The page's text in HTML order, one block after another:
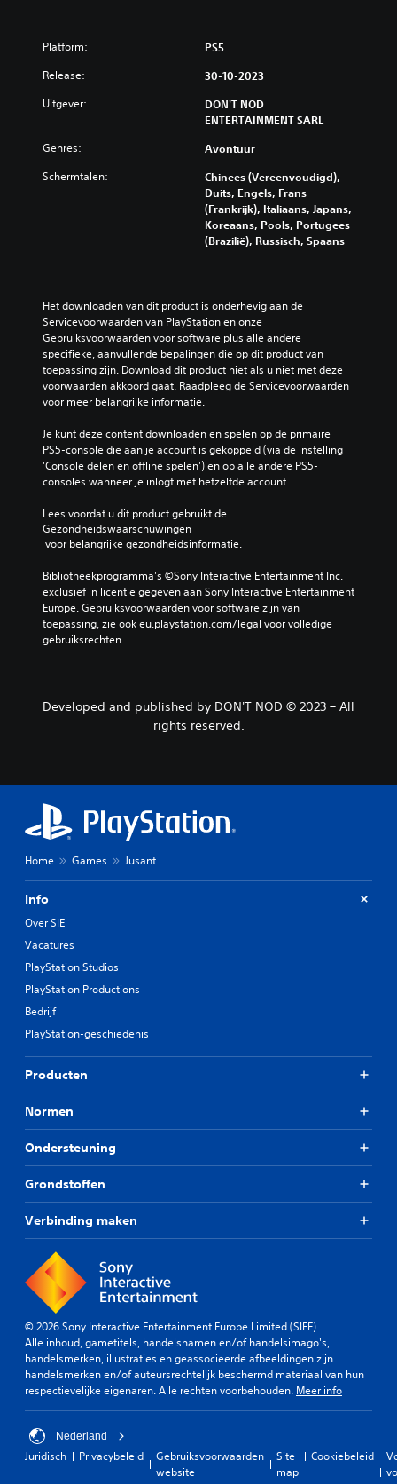
Platform: PS5
Release: 30-10-2023
Uitgever:
DON'T NOD
ENTERTAINMENT SARL
Genres: Avontuur
Schermtalen:
Chinees (Vereenvoudigd),
Duits, Engels, Frans
(Frankrijk), Italiaans, Japans,
Koreaans, Pools, Portugees
(Brazilië), Russisch, Spaans
Het downloaden van dit product is onderhevig aan de
Servicevoorwaarden van PlayStation en onze
Gebruiksvoorwaarden voor software plus alle andere
specifieke, aanvullende bepalingen die op dit product van
toepassing zijn. Download dit product niet als u niet met deze
voorwaarden akkoord gaat. Raadpleeg de Servicevoorwaarden
voor meer belangrijke informatie.
Je kunt deze content downloaden en spelen op de primaire
PS5-console die aan je account is gekoppeld (via de instelling
'Console delen en offline spelen') en op alle andere PS5-
consoles wanneer je inlogt met hetzelfde account.
Lees voordat u dit product gebruikt de
Gezondheidswaarschuwingen
voor belangrijke gezondheidsinformatie.
Bibliotheekprogramma's ©Sony Interactive Entertainment Inc.
exclusief in licentie gegeven aan Sony Interactive Entertainment
Europe. Gebruiksvoorwaarden voor software zijn van
toepassing, zie ook eu.playstation.com/legal voor volledige
gebruiksrechten.
Developed and published by DON'T NOD © 2023 – All
rights reserved.
Home Games Jusant
Info
Over SIE
Vacatures
PlayStation Studios
PlayStation Productions
Bedrijf
PlayStation-geschiedenis
Producten
Normen
Ondersteuning
Grondstoffen
Verbinding maken
© 2026 Sony Interactive Entertainment Europe Limited (SIEE)
Alle inhoud, gametitels, handelsnamen en/of handelsimago's,
handelsmerken, illustraties en geassocieerde afbeeldingen zijn
handelsmerken en/of auteursrechtelijk beschermd materiaal van hun
respectievelijke eigenaren. Alle rechten voorbehouden. Meer info
Nederland
Juridisch Privacybeleid
Gebruiksvoorwaarden
website
Site
map
Cookiebeleid